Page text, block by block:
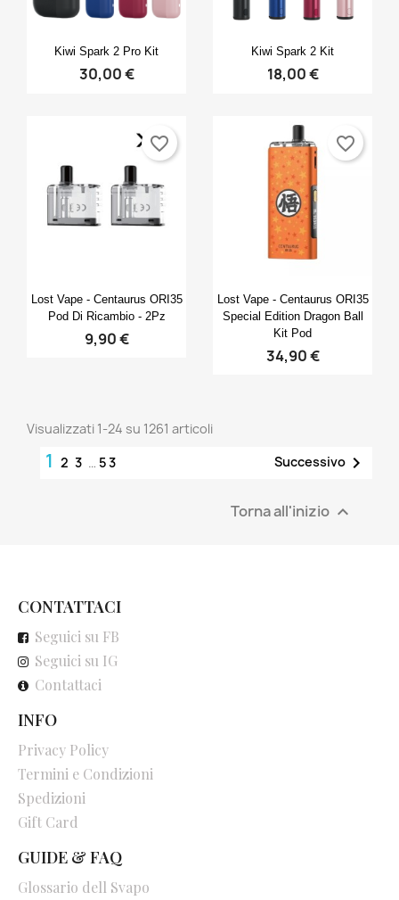
 Anteprima
Kiwi Spark 2 Pro Kit
30,00 €
Anteprima
Kiwi Spark 2 Kit
18,00 €
Anteprima
Lost Vape - Centaurus ORI35
Pod Di Ricambio - 2Pz
9,90 €
favorite_border
Anteprima
Lost Vape - Centaurus ORI35
Special Edition Dragon Ball
Kit Pod
34,90 €
favorite_border
Visualizzati 1-24 su 1261 articoli
1 2 3 … 53 Successivo 
Torna all'inizio 
CONTATTACI
Seguici su FB
Seguici su IG
Contattaci
INFO
Privacy Policy
Termini e Condizioni
Spedizioni
Gift Card
GUIDE & FAQ
Glossario dell Svapo